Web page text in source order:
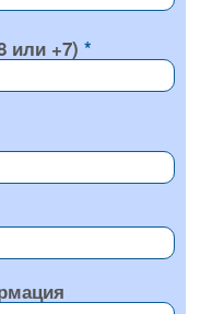
или +7)